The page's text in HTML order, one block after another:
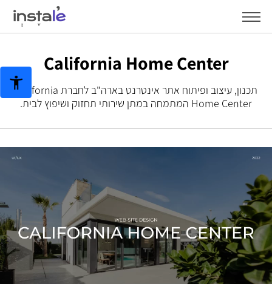
California Home Center
תכנון, עיצוב ופיתוח אתר אינטרנט בארה"ב לחברת California
Home Center המתמחה במתן שירותי תחזוק ושיפוץ לבית.